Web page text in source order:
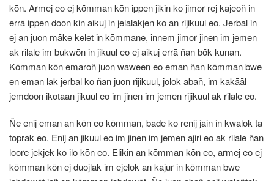
kōn. Armej eo ej kōmman kōn ippen jikin ko jimor rej kajeoñ in
errā ippen doon kin aikuj in jelalakjen ko an rijikuul eo. Jerbal in
ej an juon māke kelet in kōmmane, innem jimor jinen im jemen
ak rilale im bukwōn in jikuul eo ej aikuj errā ñan bōk kunan.
Kōmman kōn emaroñ juon waween eo eman ñan kōmman bwe
en eman lak jerbal ko ñan juon rijikuul, jolok abañ, im kakāāl
jemdoon ikotaan jikuul eo im jinen im jemen rijikuul ak rilale eo.
Ñe enij eman an kōn eo kōmman, bade ko renij jain in kwalok ta
toprak eo. Enij an jikuul eo im jinen im jemen ajiri eo ak rilale ñan
loore jekjek ko ilo kōn eo. Elikin an kōmman kōn eo, armej eo ej
kōmman kōn ej duojlak im ejelok an kajur in kōmman bwe